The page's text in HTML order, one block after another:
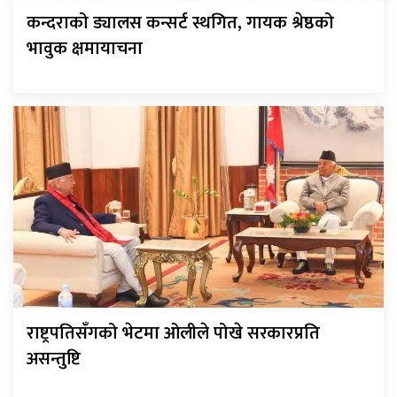
कन्दराको ड्यालस कन्सर्ट स्थगित, गायक श्रेष्ठको
भावुक क्षमायाचना
राष्ट्रपतिसँगको भेटमा ओलीले पोखे सरकारप्रति
असन्तुष्टि